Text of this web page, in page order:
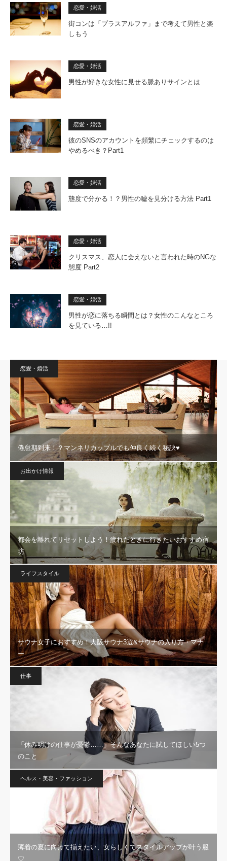
恋愛・婚活
街コンは「プラスアルファ」まで考えて男性と楽
しもう
恋愛・婚活
男性が好きな女性に見せる脈ありサインとは
恋愛・婚活
彼のSNSのアカウントを頻繁にチェックするのは
やめるべき？Part1
恋愛・婚活
態度で分かる！？男性の嘘を見分ける方法 Part1
恋愛・婚活
クリスマス、恋人に会えないと言われた時のNGな
態度 Part2
恋愛・婚活
男性が恋に落ちる瞬間とは？女性のこんなところ
を見ている…!!
恋愛・婚活
倦怠期到来！？マンネリカップルでも仲良く続く秘訣♥
お出かけ情報
都会を離れてリセットしよう！疲れたときに行きたいおすすめ宿
坊
ライフスタイル
サウナ女子におすすめ！大阪サウナ3選&サウナの入り方・マナ
ー
仕事
「休み明けの仕事が憂鬱……」そんなあなたに試してほしい5つ
のこと
ヘルス・美容・ファッション
薄着の夏に向けて揃えたい、女らしくてスタイルアップが叶う服
♡